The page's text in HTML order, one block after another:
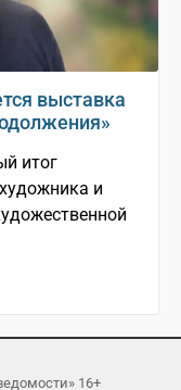
выставка
итог
и
16+